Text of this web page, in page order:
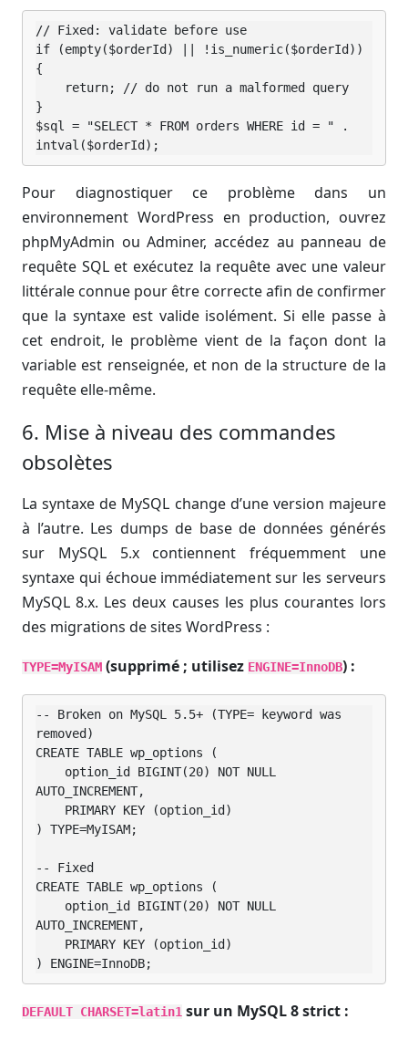
// Fixed: validate before use
if (empty($orderId) || !is_numeric($orderId))
{
}
$sql = "SELECT * FROM orders WHERE id = " .
intval($orderId);
Pour diagnostiquer ce problème dans un
environnement WordPress en production, ouvrez
phpMyAdmin ou Adminer, accédez au panneau de
requête SQL et exécutez la requête avec une valeur
littérale connue pour être correcte afin de confirmer
que la syntaxe est valide isolément. Si elle passe à
cet endroit, le problème vient de la façon dont la
variable est renseignée, et non de la structure de la
requête elle-même.
6. Mise à niveau des commandes
obsolètes
La syntaxe de MySQL change d’une version majeure
à l’autre. Les dumps de base de données générés
sur MySQL 5.x contiennent fréquemment une
syntaxe qui échoue immédiatement sur les serveurs
MySQL 8.x. Les deux causes les plus courantes lors
des migrations de sites WordPress :
TYPE=MyISAM (supprimé ; utilisez ENGINE=InnoDB) :
-- Broken on MySQL 5.5+ (TYPE= keyword was
removed)
CREATE TABLE wp_options (
AUTO_INCREMENT,
) TYPE=MyISAM;
-- Fixed
CREATE TABLE wp_options (
AUTO_INCREMENT,
) ENGINE=InnoDB;
DEFAULT CHARSET=latin1 sur un MySQL 8 strict :